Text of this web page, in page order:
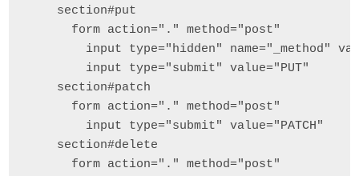
    section#put
      form action="." method="post"
input type="hidden" name="_method"
        input type="submit" value="PUT"
    section#patch
      form action="." method="post"
        input type="submit" value="PATCH"
    section#delete
      form action="." method="post"